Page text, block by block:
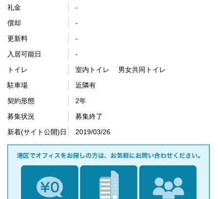
礼金
-
償却
-
更新料
-
入居可能日
-
トイレ
室内トイレ 男女共同トイレ
駐車場
近隣有
契約形態
2年
募集状況
募集終了
新着(サイト公開)日
2019/03/26